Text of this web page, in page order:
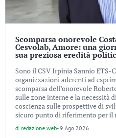
Scomparsa onorevole
Cesvolab, Amore: una
sua preziosa eredità
Sono il CSV Irpinia Sannio ETS-
organizzazioni aderenti ad
scomparsa dell’onorevole
sulle zone interne e la necessità
coscienza sulle prospettive di
sicuro punto di riferimento per il
di redazione web-9 Ago 2026